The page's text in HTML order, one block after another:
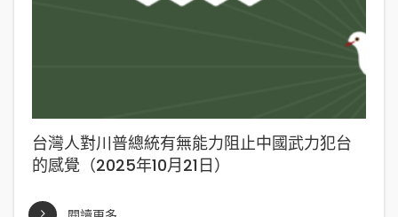
台灣人對川普總統有無能力阻止中國武力犯台
的感覺（2025年10月21日）